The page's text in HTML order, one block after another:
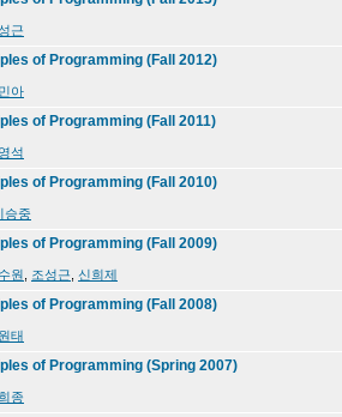
근
of Programming (Fall 2012)
아
of Programming (Fall 2011)
석
of Programming (Fall 2010)
승중
of Programming (Fall 2009)
원 조성근 신희제
of Programming (Fall 2008)
태
of Programming (Spring 2007)
종